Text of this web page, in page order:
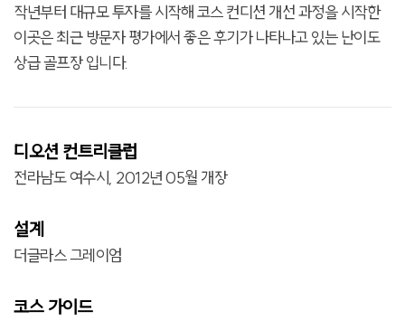
작년부터 대규모 투자를 시작해 코스 컨디션 개선 과정을 시작한
이곳은 최근 방문자 평가에서 좋은 후기가 나타나고 있는 난이도
상급 골프장 입니다.
디오션 컨트리클럽
전라남도 여수시, 2012년 05월 개장
설계
더글라스 그레이엄
코스 가이드